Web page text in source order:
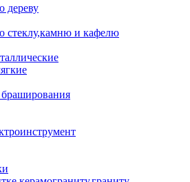
дереву
стеклу,камню и кафелю